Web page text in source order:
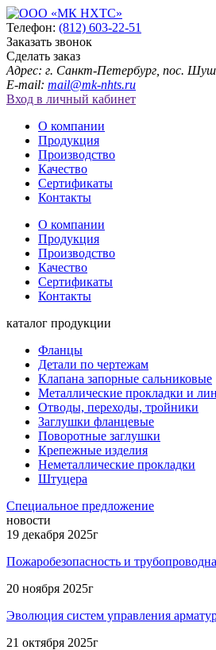
Телефон: (812) 603-22-51
Заказать звонок
Сделать заказ
Адрес: г. Санкт-Петербург, пос.
E-mail: mail@mk-nhts.ru
Вход в личный кабинет
О компании
Продукция
Производство
Качество
Сертификаты
Контакты
О компании
Продукция
Производство
Качество
Сертификаты
Контакты
каталог продукции
Фланцы
Детали по чертежам
Клапана запорные сальниковые
Металлические прокладки и
Отводы, переходы, тройники
Заглушки фланцевые
Поворотные заглушки
Крепежные изделия
Неметаллические прокладки
Штуцера
Специальное предложение
новости
19 декабря 2025г
Пожаробезопасность и
20 ноября 2025г
Эволюция систем управления
21 октября 2025г